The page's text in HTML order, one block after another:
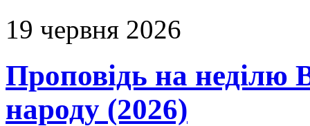
19 червня 2026
Проповідь на неділю
народу (2026)